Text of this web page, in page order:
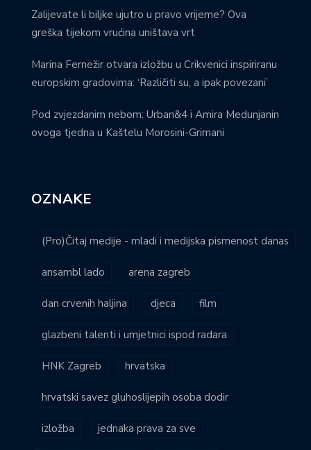
Zalijevate li biljke ujutro u pravo vrijeme? Ova
greška tijekom vrućina uništava vrt
Marina Fernežir otvara izložbu u Crikvenici inspiriranu
europskim gradovima: ‘Različiti su, a ipak povezani’
Pod zvjezdanim nebom: Urban&4 i Amira Medunjanin
ovoga tjedna u Kaštelu Morosini-Grimani
OZNAKE
(Pro)Čitaj medije - mladi i medijska pismenost danas
ansambl lado arena zagreb
dan crvenih haljina djeca film
glazbeni talenti i umjetnici ispod radara
HNK Zagreb hrvatska
hrvatski savez gluhoslijepih osoba dodir
izložba jednaka prava za sve